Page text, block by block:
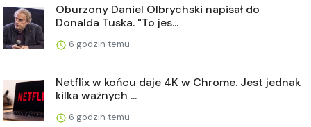
Oburzony Daniel Olbrychski napisał do
Donalda Tuska. "To jes...
6 godzin temu
Netflix w końcu daje 4K w Chrome. Jest jednak
kilka ważnych ...
6 godzin temu